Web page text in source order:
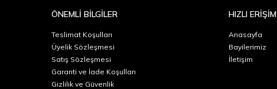
ÖNEMLİ BİLGİLER
Teslimat Koşulları
Üyelik Sözleşmesi
Satış Sözleşmesi
Garanti ve İade Koşulları
Gizlilik ve Güvenlik
HIZLI ERİŞİM
Anasayfa
Bayilerimiz
İletişim